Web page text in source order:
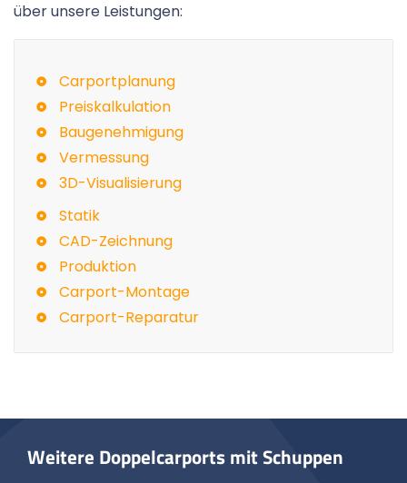
über unsere Leistungen:
Carportplanung
Preiskalkulation
Baugenehmigung
Vermessung
3D-Visualisierung
Statik
CAD-Zeichnung
Produktion
Carport-Montage
Carport-Reparatur
Weitere Doppelcarports mit Schuppen